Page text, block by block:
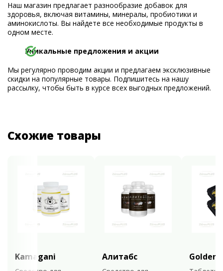
Наш магазин предлагает разнообразие добавок для
здоровья, включая витамины, минералы, пробиотики и
аминокислоты. Вы найдете все необходимые продукты в
одном месте.
Уникальные предложения и акции
Мы регулярно проводим акции и предлагаем эксклюзивные
скидки на популярные товары. Подпишитесь на нашу
рассылку, чтобы быть в курсе всех выгодных предложений.
Схожие товары
Kamagani Алитабс Golden